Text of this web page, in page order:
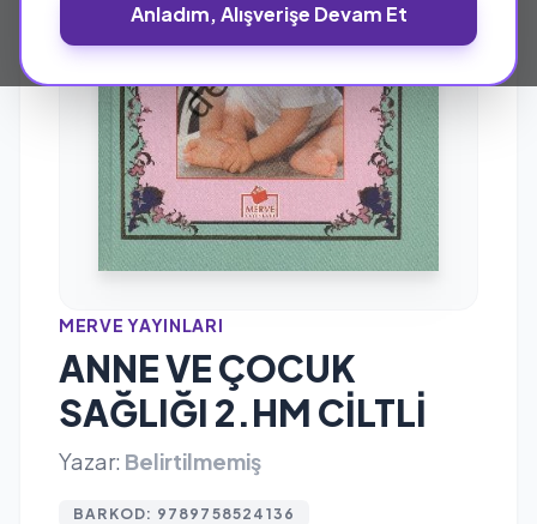
Anladım, Alışverişe Devam Et
MERVE YAYINLARI
ANNE VE ÇOCUK
SAĞLIĞI 2.HM CİLTLİ
Yazar: Belirtilmemiş
BARKOD: 9789758524136